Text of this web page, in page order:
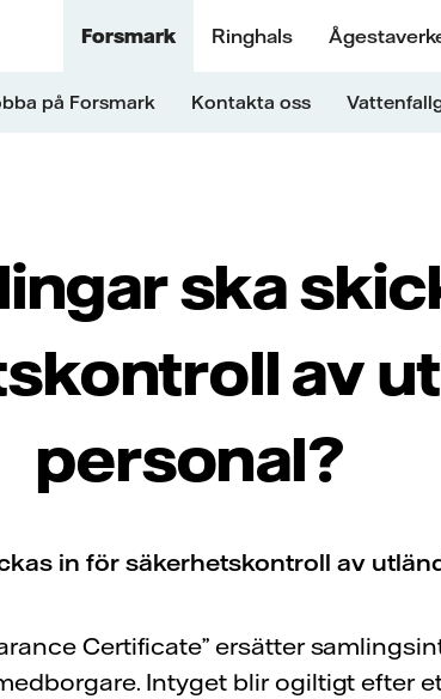
Forsmark Ringhals
på Forsmark Kontakta oss
ska
av
personal?
in för säkerhetskontroll av
Certificate” ersätter
Intyget blir ogiltigt efter